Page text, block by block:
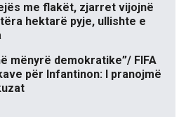
me flakët, zjarret vijojnë
hektarë pyje, ullishte e
mënyrë demokratike”/ FIFA
për Infantinon: I pranojmë